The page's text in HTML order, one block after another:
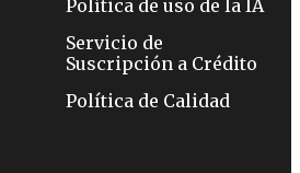
Política de uso de la IA
Servicio de
Suscripción a Crédito
Política de Calidad